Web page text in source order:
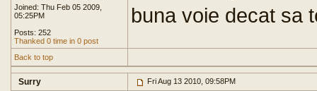
Joined: Thu Feb 05 2009,
05:25PM
Posts: 252
Thanked 0 time in 0 post
buna voie decat sa
Back to top
Surry Fri Aug 13 2010, 09:58PM